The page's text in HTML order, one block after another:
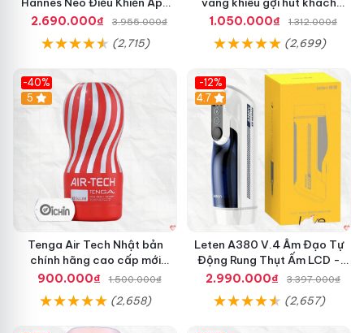
Kích Thích
2.690.000₫ 3.955.000₫
(2,715)
hàng nam
1.050.000₫ 1.312.000₫
(2,699)
-40%
Hot
5
Tenga Air Tech Nhật bản
chính hãng cao cấp mới
nguyên seal giá tốt
900.000₫ 1.500.000₫
(2,658)
-12%
Hot
4.7
Leten A380 V.4 Âm Đạo Tự
Động Rung Thụt Ấm LCD -
Cực Phê
2.990.000₫ 3.397.000₫
(2,657)